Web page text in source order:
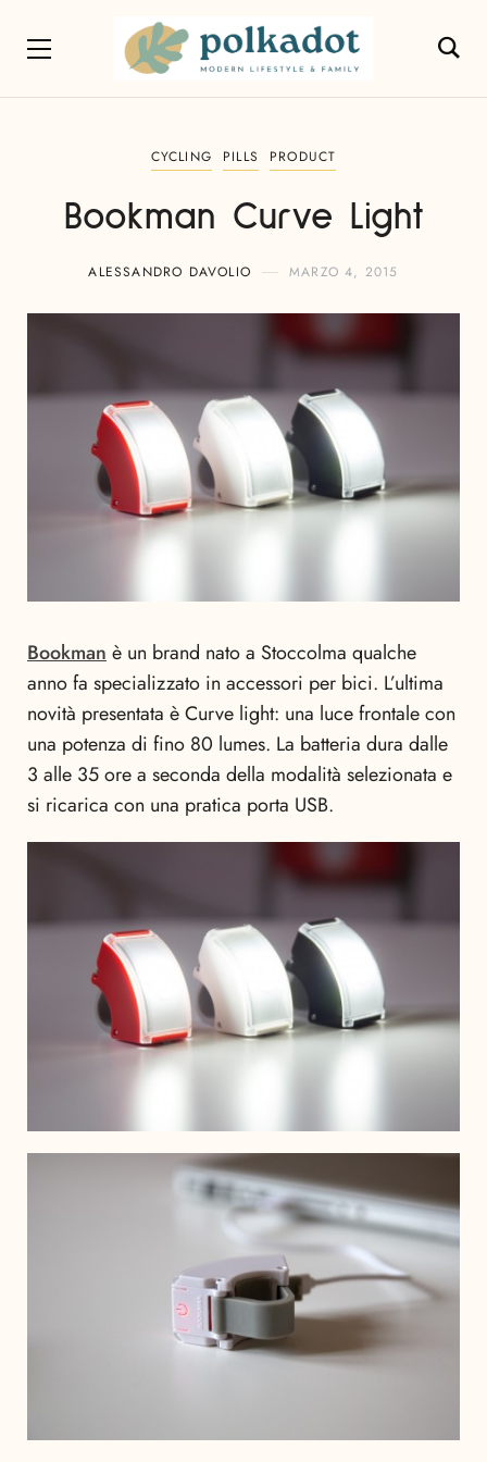
CYCLING PILLS PRODUCT
Bookman Curve Light
ALESSANDRO DAVOLIO MARZO 4, 2015
Bookmanè un brand nato a Stoccolma qualche
anno fa specializzato in accessori per bici. L’ultima
novità presentata è Curve light: una luce frontale con
una potenza di fino 80 lumes. La batteria dura dalle
3 alle 35 ore a seconda della modalità selezionata e
si ricarica con una pratica porta USB.